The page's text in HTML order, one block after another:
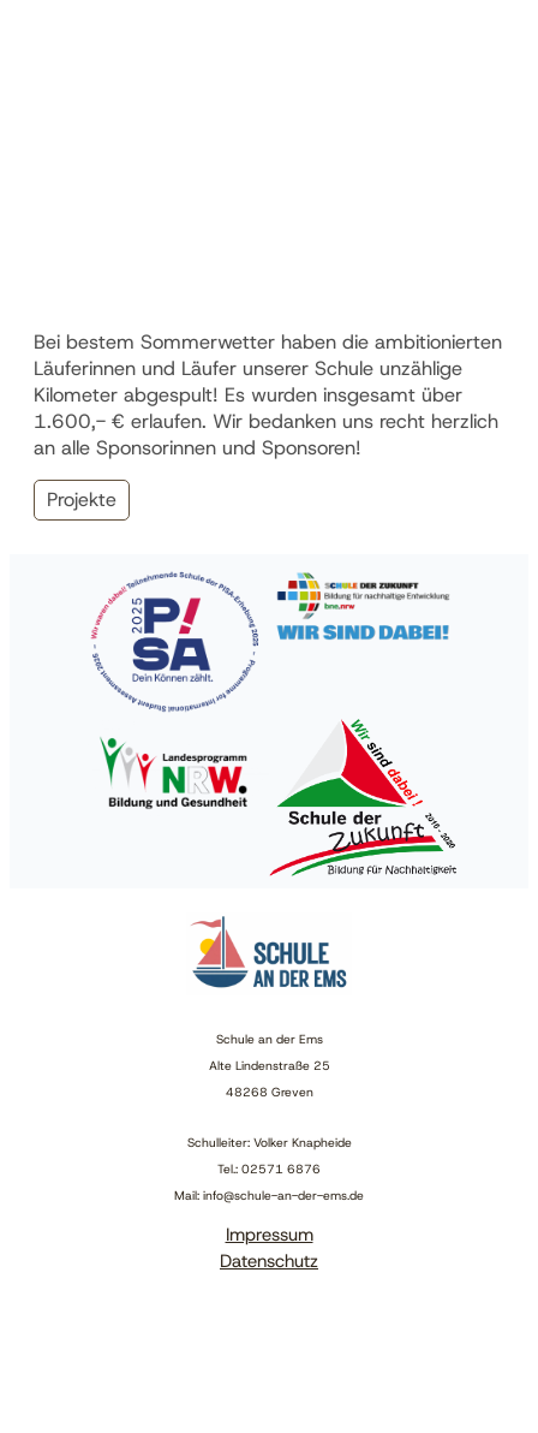
Bei bestem Sommerwetter haben die ambitionierten
Läuferinnen und Läufer unserer Schule unzählige
Kilometer abgespult! Es wurden insgesamt über
1.600,- € erlaufen. Wir bedanken uns recht herzlich
an alle Sponsorinnen und Sponsoren!
Projekte
Schule an der Ems
Alte Lindenstraße 25
48268 Greven
Schulleiter: Volker Knapheide
Tel.: 02571 6876
Mail: info@schule-an-der-ems.de
Impressum
Datenschutz